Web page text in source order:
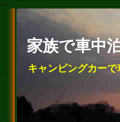
-->
家族で車中
キャンピングカー